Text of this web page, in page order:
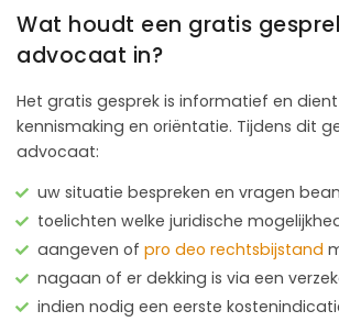
Wat houdt een gratis
advocaat in?
Het gratis gesprek is informatief en
kennismaking en oriëntatie. Tijdens dit
advocaat:
uw situatie bespreken en vragen
toelichten welke juridische
aangeven of pro deo rechtsbijstand
nagaan of er dekking is via een
indien nodig een eerste